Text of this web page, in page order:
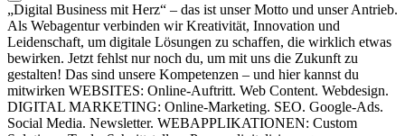
„Digital Business mit Herz“ – das ist unser Motto und unser Antrieb.
Als Webagentur verbinden wir Kreativität, Innovation und
Leidenschaft, um digitale Lösungen zu schaffen, die wirklich etwas
bewirken. Jetzt fehlst nur noch du, um mit uns die Zukunft zu
gestalten! Das sind unsere Kompetenzen – und hier kannst du
mitwirken WEBSITES: Online-Auftritt. Web Content. Webdesign.
DIGITAL MARKETING: Online-Marketing. SEO. Google-Ads.
Social Media. Newsletter. WEB­APPLIKATIONEN: Custom